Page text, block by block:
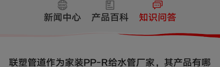
新闻中心 产品百科 知识问答
联塑管道作为家装PP-R给水管厂家，其产品有哪